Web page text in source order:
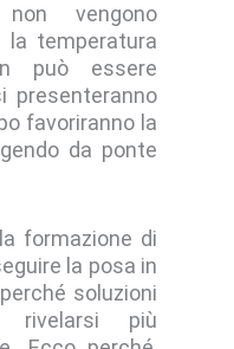
vengono
la temperatura
può essere
presenteranno
favoriranno la
da ponte
formazione di
la posa in
soluzioni
rivelarsi più